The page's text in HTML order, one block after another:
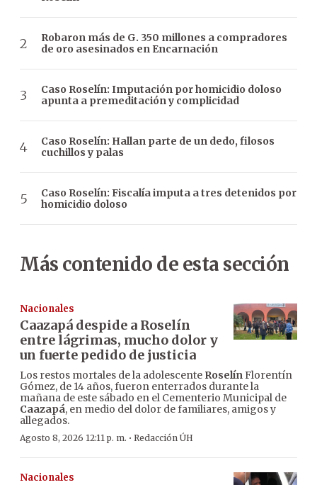
Robaron más de G. 350 millones a compradores
de oro asesinados en Encarnación
Caso Roselín: Imputación por homicidio doloso
apunta a premeditación y complicidad
Caso Roselín: Hallan parte de un dedo, filosos
cuchillos y palas
Caso Roselín: Fiscalía imputa a tres detenidos por
homicidio doloso
Más contenido de esta sección
Nacionales
Caazapá despide a Roselín
entre lágrimas, mucho dolor y
un fuerte pedido de justicia
Los restos mortales de la adolescente RoselínFlorentín
Gómez, de 14 años, fueron enterrados durante la
mañana de este sábado en el Cementerio Municipal de
Caazapá, en medio del dolor de familiares, amigos y
allegados.
Agosto 8, 2026 12:11 p. m. · Redacción ÚH
Nacionales